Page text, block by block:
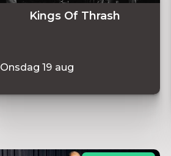
Kings Of Thrash
Onsdag 19 aug